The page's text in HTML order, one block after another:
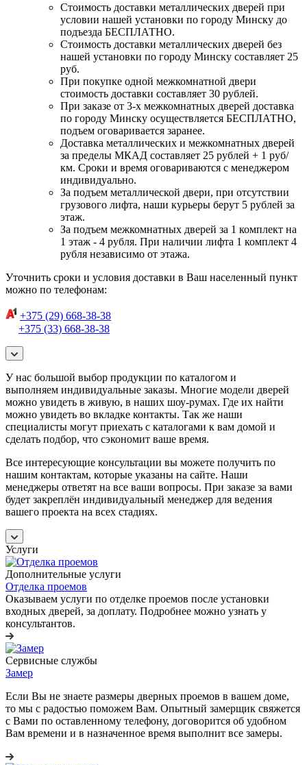
Стоимость доставки металлических дверей при
условии нашей установки по городу Минску до
подъезда БЕСПЛАТНО.
Стоимость доставки металлических дверей без
нашей установки по городу Минску составляет 25
руб.
При покупке одной межкомнатной двери
стоимость доставки составляет 30 рублей.
При заказе от 3-х межкомнатных дверей доставка
по городу Минску осуществляется БЕСПЛАТНО,
подъем оговаривается заранее.
Доставка металлических и межкомнатных дверей
за пределы МКАД составляет 25 рублей + 1 руб/
км. Сроки и время оговариваются с менеджером
индивидуально.
За подъем металлической двери, при отсутствии
грузового лифта, наши курьеры берут 5 рублей за
этаж.
За подъем межкомнатных дверей за 1 комплект на
1 этаж - 4 рубля. При наличии лифта 1 комплект 4
рубля независимо от этажа.
Уточнить сроки и условия доставки в Ваш населенный пункт
можно по телефонам:
+375 (29) 668-38-38
+375 (33) 668-38-38
У нас большой выбор продукции по каталогом и
выполняем индивидуальные заказы. Многие модели дверей
можно увидеть в живую, в наших шоу-румах. Где их найти
можно увидеть во вкладке контакты. Так же наши
специалисты могут приехать с каталогами к вам домой и
сделать подбор, что сэкономит ваше время.
Все интересующие консультации вы можете получить по
нашим контактам, которые указаны на сайте. Наши
менеджеры ответят на все ваши вопросы. При заказе за вами
будет закреплён индивидуальный менеджер для ведения
вашего проекта на всех стадиях.
Услуги
Дополнительные услуги
Отделка проемов
Оказываем услуги по отделке проемов после установки
входных дверей, за доплату. Подробнее можно узнать у
консультантов.
Сервисные службы
Замер
Если Вы не знаете размеры дверных проемов в вашем доме,
то мы с радостью поможем Вам. Опытный замерщик свяжется
с Вами по оставленному телефону, договорится об удобном
Вам времени и в назначенное время выполнит все замеры.